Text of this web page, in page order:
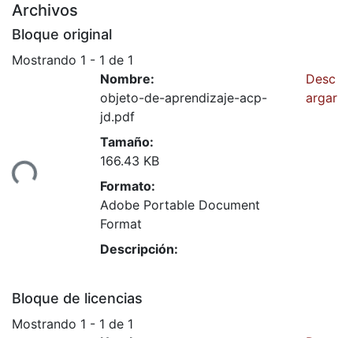
Archivos
Bloque original
Mostrando 1 - 1 de 1
Nombre:
objeto-de-aprendizaje-acp-
jd.pdf
Tamaño:
166.43 KB
Formato:
Adobe Portable Document
Format
Descripción:
Desc
argar
Bloque de licencias
Mostrando 1 - 1 de 1